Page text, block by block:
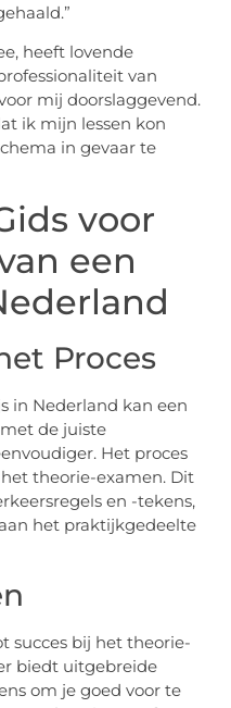
heeft lovende
van
mij doorslaggevend.
ik mijn lessen kon
in gevaar te
voor
een
Proces
in Nederland kan een
de juiste
Het proces
theorie-examen. Dit
en -tekens,
het praktijkgedeelte
succes bij het theorie-
biedt uitgebreide
om je goed voor te